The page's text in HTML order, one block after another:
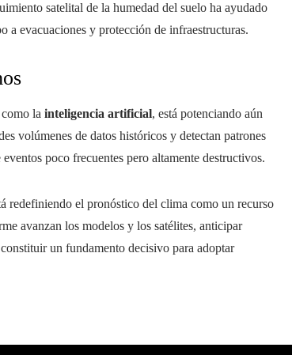
satelital de la humedad del suelo ha ayudado
a evacuaciones y protección de infraestructuras.
la inteligencia artificial, está potenciando aún
volúmenes de datos históricos y detectan patrones
poco frecuentes pero altamente destructivos.
redefiniendo el pronóstico del clima como un recurso
avanzan los modelos y los satélites, anticipar
un fundamento decisivo para adoptar